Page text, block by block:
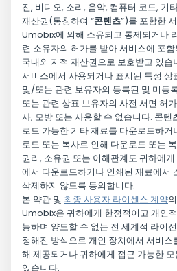
진, 비디오, 소리, 음악, 컴퓨터 코드, 기
재산권(통칭하여 “콘텐츠”)를 포함한
Umobix에 의해 소유되고 통제되거나
련 소유자의 허가를 받아 서비스에 포
국내외 지적 재산권으로 보호받고 있습
서비스에서 사용되거나 표시된 특정
및/또는 관련 보유자의 등록된 및 미등
또는 관련 상표 보유자의 사전 서면 허
사, 모방 또는 사용할 수 없습니다. 콘텐
로드 가능한 기타 재료를 다운로드하거
로드 또는 복사로 인해 다운로드 또는
권리, 소유권 또는 이해관계도 귀하에
에서 다운로드하거나 인쇄된 재료에서
삭제하지 않도록 동의합니다.
본 약관 및 최종 사용자 라이센스 계약
Umobix은 귀하에게 한정적이고 개인
능하며 양도할 수 없는 전 세계적 라이
정해진 방식으로 개인 장치에서 서비
해 제공되거나 귀하에게 접근 가능한
있습니다.